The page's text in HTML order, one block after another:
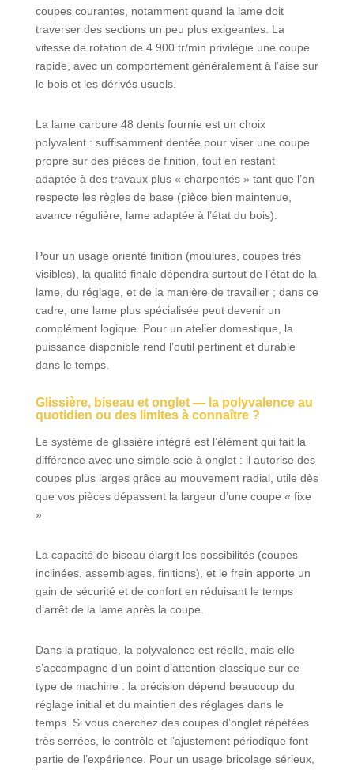
avec renforts en X
pour assurer une
meilleure stabilité
Grâce aux
extensions pour
serrage
permettant la
fixation sûre des
pièces, et à la
butée de pièce
avec rails
droite, il est
possible
d’effectuer des
coupes sûres et
précises Scie à
onglet livrée avec
coupes courantes, notamment quand la lame doit
traverser des sections un peu plus exigeantes. La
vitesse de rotation de 4 900 tr/min privilégie une coupe
rapide, avec un comportement généralement à l’aise sur
le bois et les dérivés usuels.
La lame carbure 48 dents fournie est un choix
polyvalent : suffisamment dentée pour viser une coupe
propre sur des pièces de finition, tout en restant
adaptée à des travaux plus « charpentés » tant que l’on
respecte les règles de base (pièce bien maintenue,
avance régulière, lame adaptée à l’état du bois).
Pour un usage orienté finition (moulures, coupes très
visibles), la qualité finale dépendra surtout de l’état de la
lame, du réglage, et de la manière de travailler ; dans ce
cadre, une lame plus spécialisée peut devenir un
complément logique. Pour un atelier domestique, la
puissance disponible rend l’outil pertinent et durable
dans le temps.
Glissière, biseau et onglet — la polyvalence au
quotidien ou des limites à connaître ?
Le système de glissière intégré est l’élément qui fait la
différence avec une simple scie à onglet : il autorise des
coupes plus larges grâce au mouvement radial, utile dès
que vos pièces dépassent la largeur d’une coupe « fixe
».
La capacité de biseau élargit les possibilités (coupes
inclinées, assemblages, finitions), et le frein apporte un
gain de sécurité et de confort en réduisant le temps
d’arrêt de la lame après la coupe.
Dans la pratique, la polyvalence est réelle, mais elle
s’accompagne d’un point d’attention classique sur ce
type de machine : la précision dépend beaucoup du
réglage initial et du maintien des réglages dans le
temps. Si vous cherchez des coupes d’onglet répétées
très serrées, le contrôle et l’ajustement périodique font
partie de l’expérience. Pour un usage bricolage sérieux,